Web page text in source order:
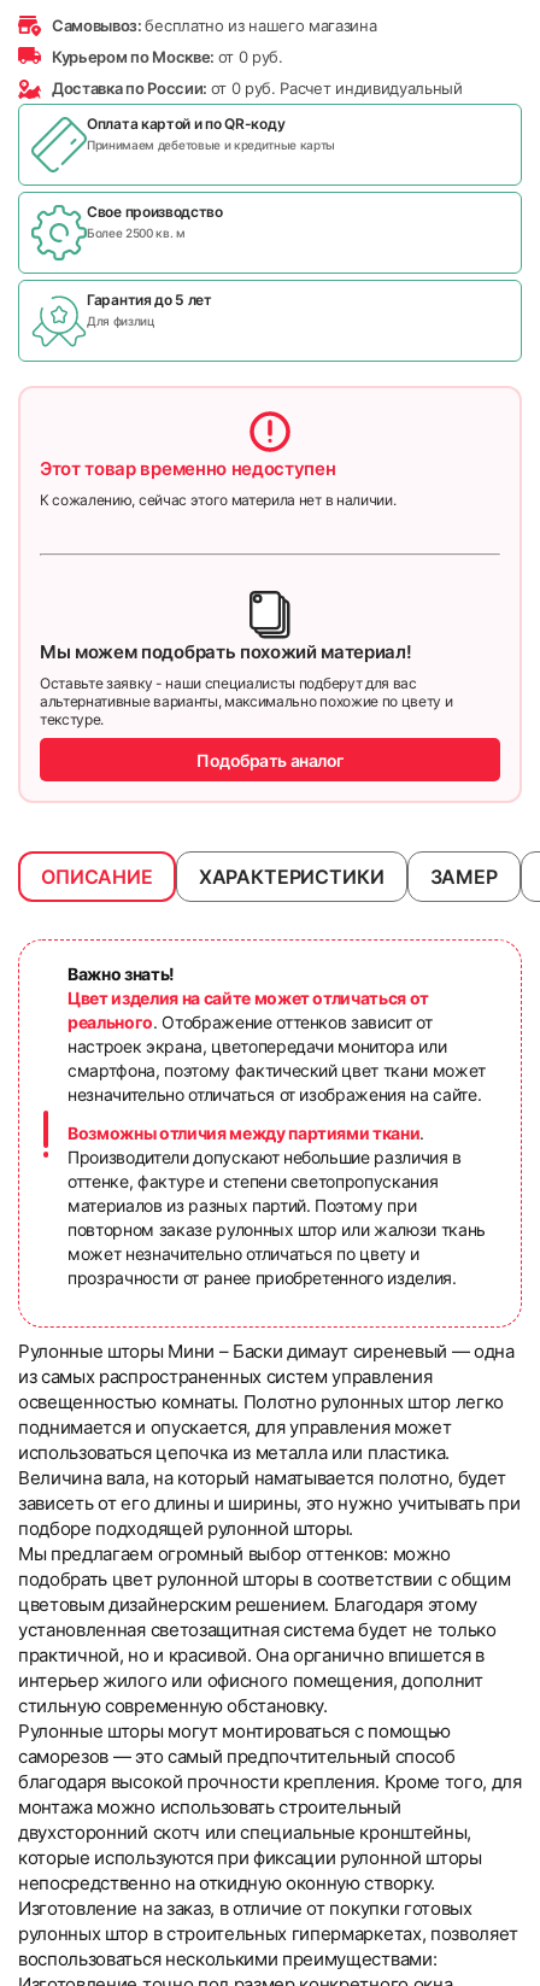
Самовывоз:бесплатно из нашего магазина
Курьером по Москве: от 0 руб.
Доставка по России: от 0 руб. Расчет индивидуальный
Оплата картой и поQR-коду
Принимаем дебетовые и кредитные карты
Свое производство
Более 2500 кв. м
Гарантия до 5 лет
Для физлиц
Этот товар временно недоступен
К сожалению, сейчас этого материла нет в наличии.
Мы можем подобрать похожий материал!
Оставьте заявку - наши специалисты подберут для вас
альтернативные варианты, максимально похожие по цвету и
текстуре.
Подобрать аналог
ОПИСАНИЕ ХАРАКТЕРИСТИКИ ЗАМЕР
Важно знать!
Цвет изделия на сайте может отличаться от
реального. Отображение оттенков зависит от
настроек экрана, цветопередачи монитора или
смартфона, поэтому фактический цвет ткани может
незначительно отличаться от изображения на сайте.
Возможны отличия между партиями ткани.
Производители допускают небольшие различия в
оттенке, фактуре и степени светопропускания
материалов из разных партий. Поэтому при
повторном заказе рулонных штор или жалюзи ткань
может незначительно отличаться по цвету и
прозрачности от ранее приобретенного изделия.
Рулонные шторы Мини – Баски димаут сиреневый — одна
из самых распространенных систем управления
освещенностью комнаты. Полотно рулонных штор легко
поднимается и опускается, для управления может
использоваться цепочка из металла или пластика.
Величина вала, на который наматывается полотно, будет
зависеть от его длины и ширины, это нужно учитывать при
подборе подходящей рулонной шторы.
Мы предлагаем огромный выбор оттенков: можно
подобрать цвет рулонной шторы в соответствии с общим
цветовым дизайнерским решением. Благодаря этому
установленная светозащитная система будет не только
практичной, но и красивой. Она органично впишется в
интерьер жилого или офисного помещения, дополнит
стильную современную обстановку.
Рулонные шторы могут монтироваться с помощью
саморезов — это самый предпочтительный способ
благодаря высокой прочности крепления. Кроме того, для
монтажа можно использовать строительный
двухсторонний скотч или специальные кронштейны,
которые используются при фиксации рулонной шторы
непосредственно на откидную оконную створку.
Изготовление на заказ, в отличие от покупки готовых
рулонных штор в строительных гипермаркетах, позволяет
воспользоваться несколькими преимуществами: